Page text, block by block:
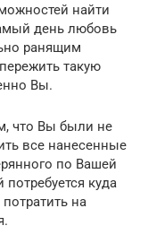
найти
день любовь
ранящим
такую
Вы.
что Вы были не
все нанесенные
по Вашей
куда
на